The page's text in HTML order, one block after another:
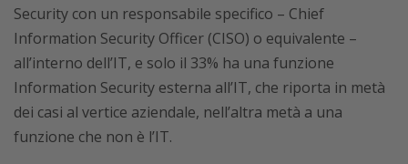
Security con un responsabile specifico – Chief
Information Security Officer (CISO) o equivalente –
all’interno dell’IT, e solo il 33% ha una funzione
Information Security esterna all’IT, che riporta in metà
dei casi al vertice aziendale, nell’altra metà a una
funzione che non è l’IT.